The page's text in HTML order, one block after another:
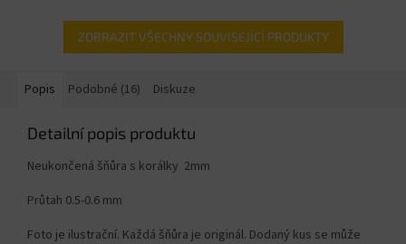
ZOBRAZIT VŠECHNY SOUVISEJÍCÍ PRODUKTY
Popis Podobné (16) Diskuze
Detailní popis produktu
Neukončená šňůra s korálky 2mm
Průtah 0.5-0.6 mm
Foto je ilustrační. Každá šňůra je originál. Dodaný kus se může